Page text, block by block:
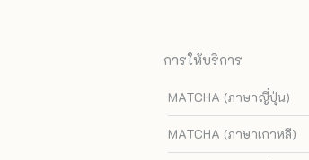
การให้บริการ
MATCHA (ภาษาญี่ปุ่น)
MATCHA (ภาษาเกาหลี)